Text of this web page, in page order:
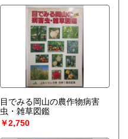
目でみる岡山の農作物病害
虫・雑草図鑑
￥2,750